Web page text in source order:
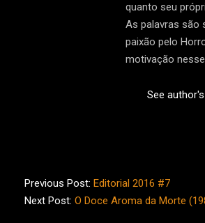
quanto seu
As palavras são
paixão pelo
motivação
See
07-
04
Previous Post: Editorial 2016 #7
Next Post: O Doce Aroma da Morte